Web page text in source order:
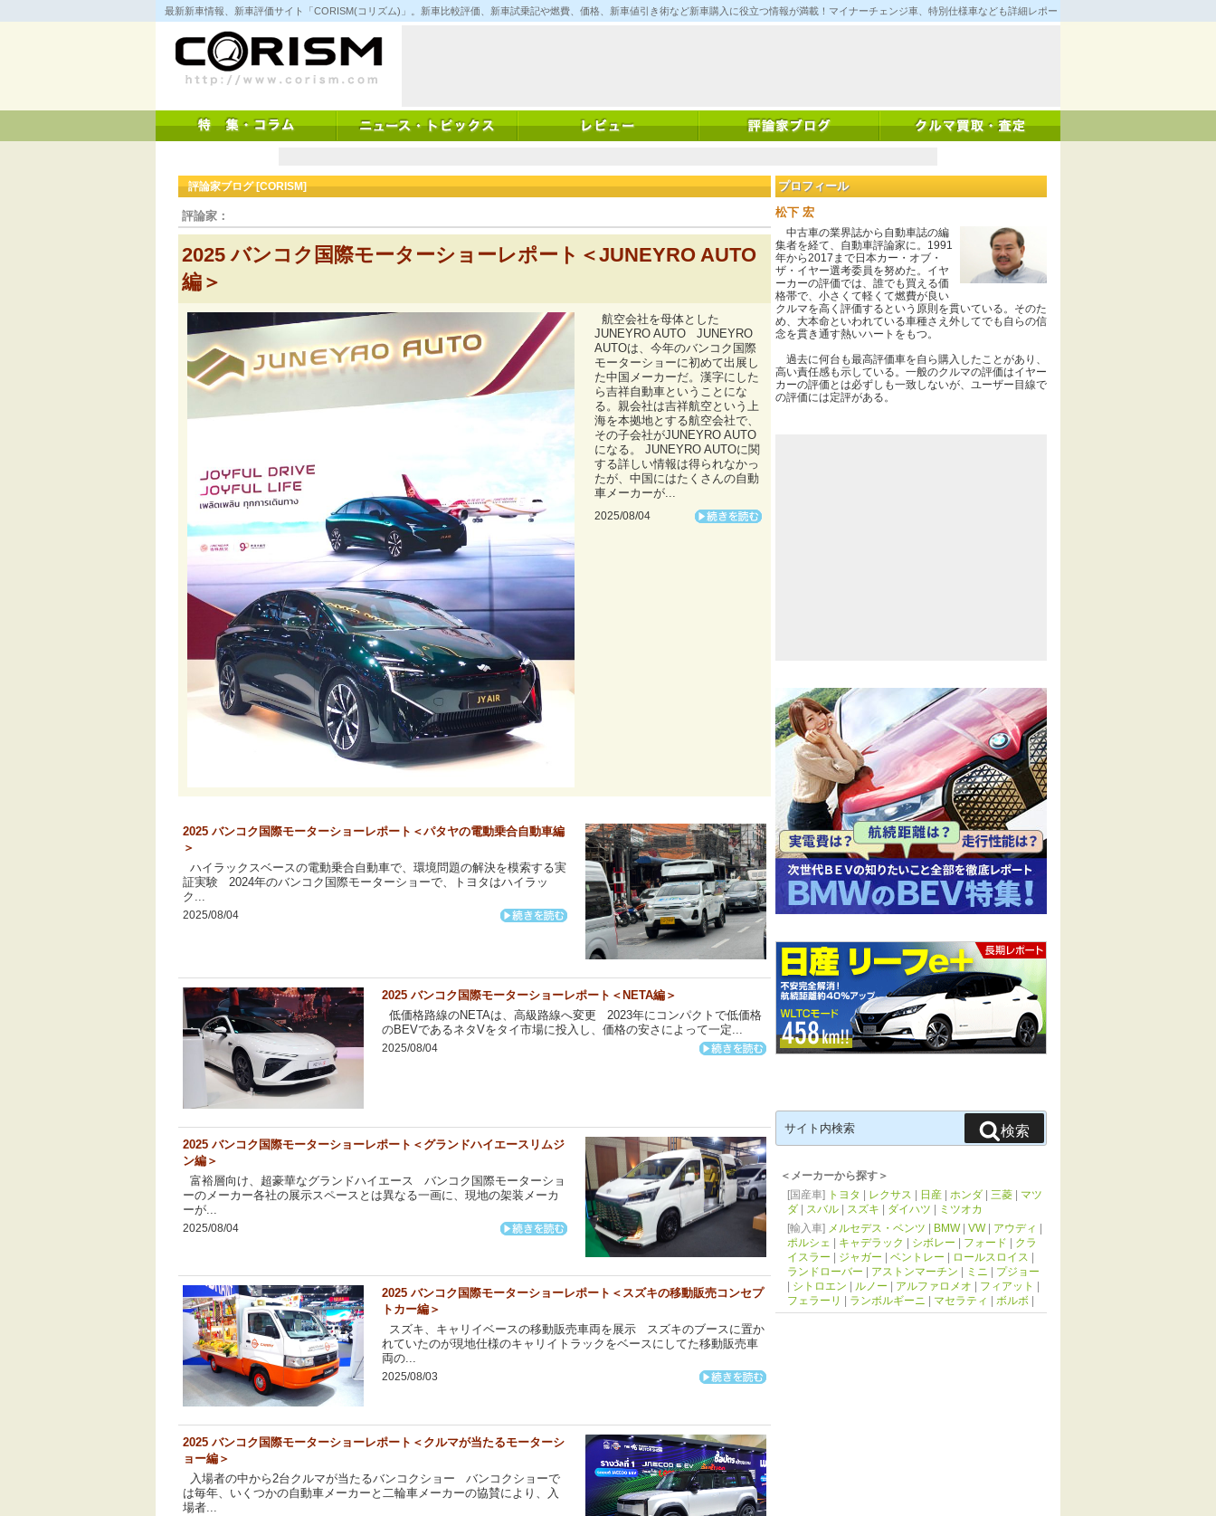
コ
ン
キ
ッ
最新新車情報、新車評価サイト「CORISM(コリズム)」。新車比較評価、新車試乗記や燃費、価格、新車値引き術など新車購入に役立つ情報が満載！マイナーチェンジ車、特別仕様車なども詳細レポート！
評論家ブログ [CORISM]
評論家：
2025 バンコク国際モーターショーレポート＜JUNEYRO AUTO
編＞
航空会社を母体とした
JUNEYRO AUTO JUNEYRO
AUTOは、今年のバンコク国際
モーターショーに初めて出展し
た中国メーカーだ。漢字にした
ら吉祥自動車ということにな
る。親会社は吉祥航空という上
海を本拠地とする航空会社で、
その子会社がJUNEYRO AUTO
になる。 JUNEYRO AUTOに関
する詳しい情報は得られなかっ
たが、中国にはたくさんの自動
車メーカーが...
2025/08/04
2025 バンコク国際モーターショーレポート＜パタヤの電動乗合自動車編
＞
ハイラックスベースの電動乗合自動車で、環境問題の解決を模索する実
証実験 2024年のバンコク国際モーターショーで、トヨタはハイラッ
ク...
2025/08/04
2025 バンコク国際モーターショーレポート＜NETA編＞
低価格路線のNETAは、高級路線へ変更 2023年にコンパクトで低価格
のBEVであるネタVをタイ市場に投入し、価格の安さによって一定...
2025/08/04
2025 バンコク国際モーターショーレポート＜グランドハイエースリムジ
ン編＞
富裕層向け、超豪華なグランドハイエース バンコク国際モーターショ
ーのメーカー各社の展示スペースとは異なる一画に、現地の架装メーカ
ーが...
2025/08/04
2025 バンコク国際モーターショーレポート＜スズキの移動販売コンセプ
トカー編＞
スズキ、キャリイベースの移動販売車両を展示 スズキのブースに置か
れていたのが現地仕様のキャリイトラックをベースにしてた移動販売車
両の...
2025/08/03
2025 バンコク国際モーターショーレポート＜クルマが当たるモーターシ
ョー編＞
入場者の中から2台クルマが当たるバンコクショー バンコクショーで
は毎年、いくつかの自動車メーカーと二輪車メーカーの協賛により、入
場者...
プロフィール
松下 宏
中古車の業界誌から自動車誌の編
集者を経て、自動車評論家に。1991
年から2017まで日本カー・オブ・
ザ・イヤー選考委員を努めた。イヤ
ーカーの評価では、誰でも買える価
格帯で、小さくて軽くて燃費が良い
クルマを高く評価するという原則を貫いている。そのた
め、大本命といわれている車種さえ外してでも自らの信
念を貫き通す熱いハートをもつ。
過去に何台も最高評価車を自ら購入したことがあり、
高い責任感も示している。一般のクルマの評価はイヤー
カーの評価とは必ずしも一致しないが、ユーザー目線で
の評価には定評がある。
索:
検索
＜メーカーから探す＞
[国産車] トヨタ レクサス 日産 ホンダ 三菱
マツ
ダ
スバル スズキ ダイハツ
ミツオカ
[輸入車] メルセデス・ベンツ BMW| VW| アウディ
ポルシェ
キャデラック シボレー フォード
クラ
イスラー
ジャガー ベントレー ロールスロイス
ランドローバー
アストンマーチン ミニ
プジョー
シトロエン ルノー アルファロメオ フィアット
フェラーリ
ランボルギーニ マセラティ ボルボ